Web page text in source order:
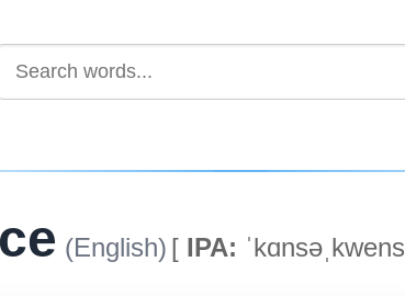
(English) [ IPA: ˈkɑnsəˌkwens